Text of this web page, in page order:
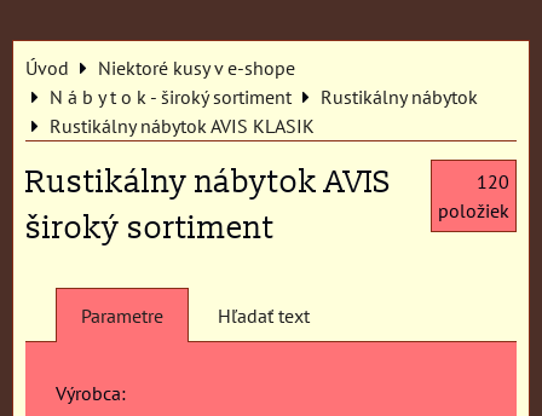
Úvod
Niektoré kusy v e-shope
N á b y t o k - široký sortiment
Rustikálny nábytok
Rustikálny nábytok AVIS KLASIK
Rustikálny nábytok AVIS
široký sortiment
120
položiek
Parametre Hľadať text
Výrobca: